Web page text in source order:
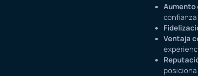
Aumento
confianza
Ventaja